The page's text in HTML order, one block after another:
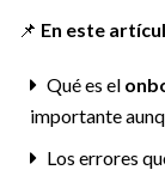
📌 En este
Qué es el
importante
Los errores